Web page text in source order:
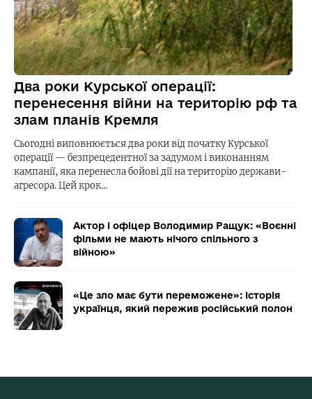
Два роки Курської операції:
перенесення війни на територію рф та
злам планів Кремля
Сьогодні виповнюється два роки від початку Курської
операції — безпрецедентної за задумом і виконанням
кампанії, яка перенесла бойові дії на територію держави-
агресора. Цей крок…
Актор і офіцер Володимир Ращук: «Воєнні
фільми не мають нічого спільного з
війною»
«Це зло має бути переможене»: історія
українця, який пережив російський полон